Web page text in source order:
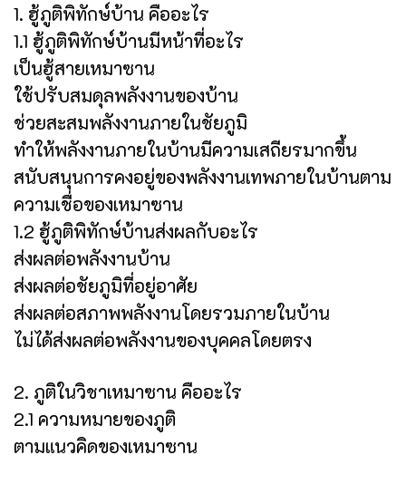
1. ฮู้ภูติพิทักษ์บ้าน คืออะไร
1.1 ฮู้ภูติพิทักษ์บ้านมีหน้าที่อะไร
เป็นฮู้สายเหมาซาน
ใช้ปรับสมดุลพลังงานของบ้าน
ช่วยสะสมพลังงานภายในชัยภูมิ
ทำให้พลังงานภายในบ้านมีความเสถียรมากขึ้น
สนับสนุนการคงอยู่ของพลังงานเทพภายในบ้านตาม
ความเชื่อของเหมาซาน
1.2 ฮู้ภูติพิทักษ์บ้านส่งผลกับอะไร
ส่งผลต่อพลังงานบ้าน
ส่งผลต่อชัยภูมิที่อยู่อาศัย
ส่งผลต่อสภาพพลังงานโดยรวมภายในบ้าน
ไม่ได้ส่งผลต่อพลังงานของบุคคลโดยตรง
2. ภูติในวิชาเหมาซาน คืออะไร
2.1 ความหมายของภูติ
ตามแนวคิดของเหมาซาน